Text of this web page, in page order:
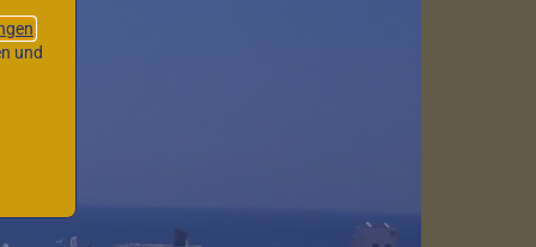
und